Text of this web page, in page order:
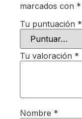
marcados con *
Tu puntuación *
Tu valoración *
Nombre *